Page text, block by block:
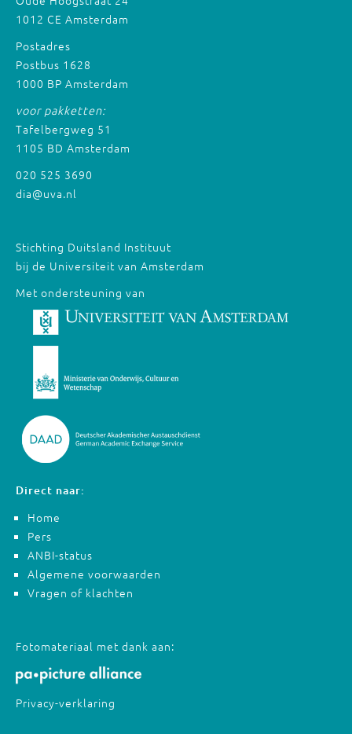
1012 CE Amsterdam
Postadres
Postbus 1628
1000 BP Amsterdam
voor pakketten:
Tafelbergweg 51
1105 BD Amsterdam
020 525 3690
dia@uva.nl
Stichting Duitsland Instituut
bij de Universiteit van Amsterdam
Met ondersteuning van
Direct naar:
Home
Pers
ANBI-status
Algemene voorwaarden
Vragen of klachten
Fotomateriaal met dank aan:
Privacy-verklaring